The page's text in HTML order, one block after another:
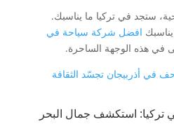
ستجد في تركيا ما يناسبك.
افضل شركة سياحة في
في هذه الوجهة الساحرة.
في أذربيجان تجسّد الثقافة
استكشف جمال البحر